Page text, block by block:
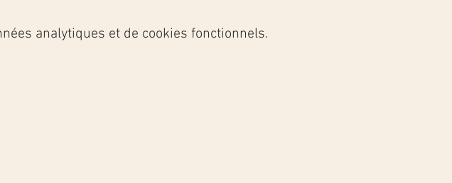
analytiques et de cookies fonctionnels.